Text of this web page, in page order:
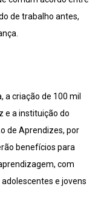
de trabalho antes,
criação de 100 mil
e a instituição do
de Aprendizes, por
benefícios para
com
e jovens